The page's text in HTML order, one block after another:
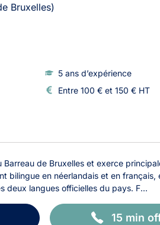
Bruxelles)
5 ans d’expérience
Entre 100 € et 150 € HT
de Bruxelles et exerce
bilingue en néerlandais et en français,
deux langues officielles du pays. F...
15 min